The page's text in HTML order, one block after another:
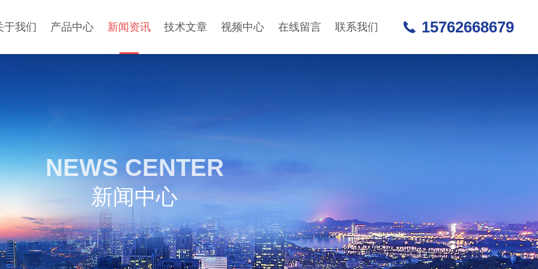
于我们 产品中心 新闻资讯 技术文章 视频中心 在线留言 联系我们 15762668679
NEWS CENTER
新闻中心